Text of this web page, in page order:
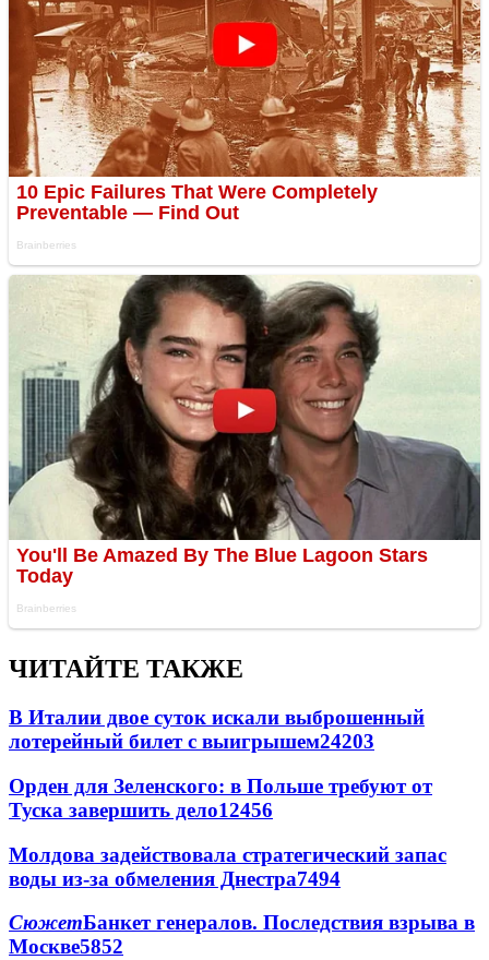
ЧИТАЙТЕ ТАКЖЕ
В Италии двое суток искали выброшенный
лотерейный билет с выигрышем24203
Орден для Зеленского: в Польше требуют от
Туска завершить дело12456
Молдова задействовала стратегический запас
воды из-за обмеления Днестра7494
СюжетБанкет генералов. Последствия взрыва в
Москве5852